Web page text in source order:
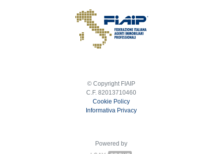
© Copyright FIAIP
C.F. 82013710460
Cookie Policy
Informativa Privacy
Powered by